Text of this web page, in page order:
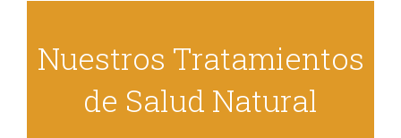
Nuestros Tratamientos
de Salud Natural